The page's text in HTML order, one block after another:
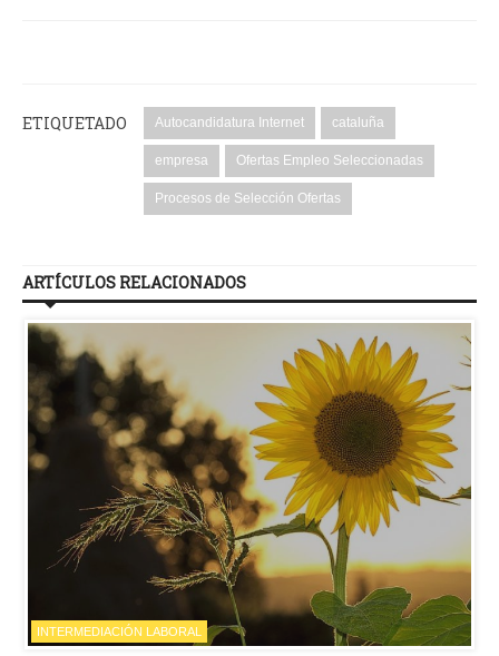
ETIQUETADO Autocandidatura Internet cataluña
empresa Ofertas Empleo Seleccionadas
Procesos de Selección Ofertas
ARTÍCULOS RELACIONADOS
INTERMEDIACIÓN LABORAL